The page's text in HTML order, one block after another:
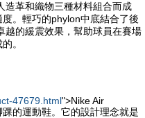
造革和織物三種材料組合而成
。輕巧的phylon中底結合了後
越的緩震效果，幫助球員在賽場
。
47679.html">Nike Air
的運動鞋。它的設計理念就是